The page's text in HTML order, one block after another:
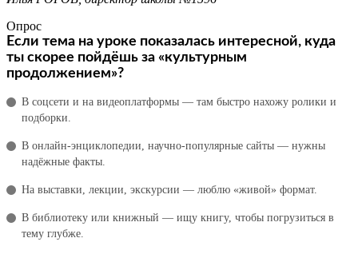
Опрос
Если тема на уроке показалась интересной, куда
ты скорее пойдёшь за «культурным
продолжением»?
В соцсети и на видеоплатформы — там быстро нахожу ролики и
подборки.
В онлайн‑энциклопедии, научно‑популярные сайты — нужны
надёжные факты.
На выставки, лекции, экскурсии — люблю «живой» формат.
В библиотеку или книжный — ищу книгу, чтобы погрузиться в
тему глубже.